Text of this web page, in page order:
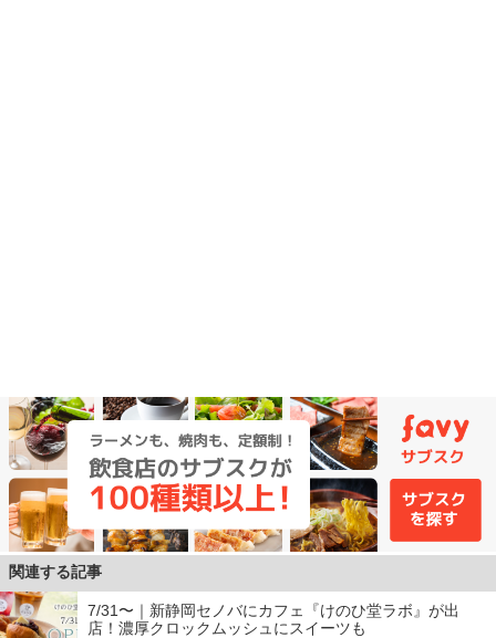
関連する記事
7/31〜｜新静岡セノバにカフェ『けのひ堂ラボ』が出
店！濃厚クロックムッシュにスイーツも